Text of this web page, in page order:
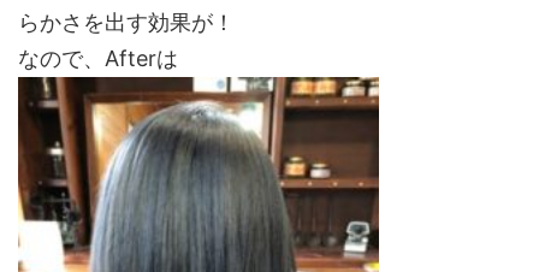
らかさを出す効果が！
なので、Afterは